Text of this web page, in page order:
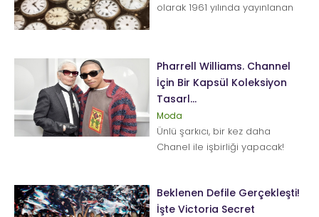
olarak 1961 yılında yayınlanan
Pharrell Williams. Channel
İçin Bir Kapsül Koleksiyon
Tasarl...
Moda
Ünlü şarkıcı, bir kez daha
Chanel ile işbirliği yapacak!
Beklenen Defile Gerçekleşti!
İşte Victoria Secret